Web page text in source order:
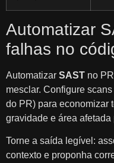
Automatizar
falhas no
Automatizar SAST no
mesclar. Configure
do PR) para economizar
gravidade e área
Torne a saída legível:
contexto e proponha